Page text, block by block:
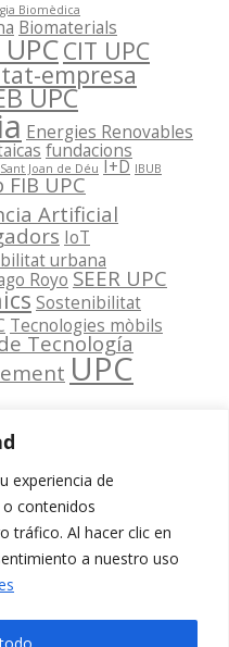
experiencia de
contenidos
tráfico. Al hacer clic en
a nuestro uso
Biomèdica
Biomaterials
CIT UPC
empresa
UPC
Energies Renovables
fundacions
Joan de Déu I+D IBUB
UPC
Artificial
IoT
urbana
Royo SEER UPC
Sostenibilitat
Tecnologies mòbils
Tecnología
UPC
+34 93 405 44
Segueix-nos